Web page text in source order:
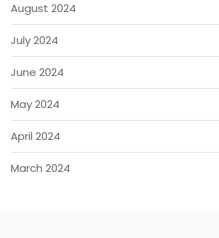
August 2024
July 2024
June 2024
May 2024
April 2024
March 2024